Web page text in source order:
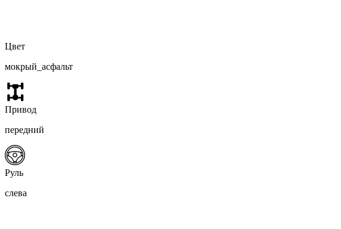
Цвет
мокрый_асфальт
Привод
передний
Руль
слева